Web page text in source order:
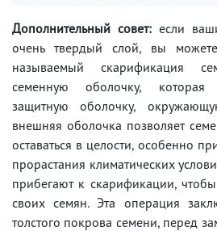
Дополнительный совет: если
очень твердый слой, вы можете
называемый скарификация
семенную оболочку, которая
защитную оболочку,
внешняя оболочка позволяет
оставаться в целости, особенно
прорастания климатических
прибегают к скарификации,
своих семян. Эта операция
толстого покрова семени, перед